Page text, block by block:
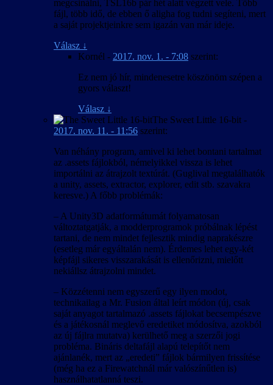
megcsinálni, TSL16b pár hét alatt végzett vele. Több
fájl, több idő, de ebben ő aligha fog tudni segíteni, mert
a saját projektjeinkre sem igazán van már ideje.
Válasz ↓
Kornél - 2017. nov. 1. - 7:08 szerint:
Ez nem jó hír, mindenesetre köszönöm szépen a
gyors választ!
Válasz ↓
The Sweet Little 16-bit -
2017. nov. 11. - 11:56 szerint:
Van néhány program, amivel ki lehet bontani tartalmat
az .assets fájlokból, némelyikkel vissza is lehet
importálni az átrajzolt textúrát. (Guglival megtalálhatók
a unity, assets, extractor, explorer, edit stb. szavakra
keresve.) A főbb problémák:
– A Unity3D adatformátumát folyamatosan
változtatgatják, a modderprogramok próbálnak lépést
tartani, de nem mindet fejlesztik mindig naprakészre
(esetleg már egyáltalán nem). Érdemes lehet egy-két
képfájl sikeres visszarakását is ellenőrizni, mielőtt
nekiállsz átrajzolni mindet.
– Közzétenni nem egyszerű egy ilyen modot,
technikailag a Mr. Fusion által leírt módon (új, csak
saját anyagot tartalmazó .assets fájlokat becsempészve
és a játékosnál meglevő eredetiket módosítva, azokból
az új fájlra mutatva) kerülhető meg a szerzői jogi
probléma. Bináris deltafájl alapú telepítőt nem
ajánlanék, mert az „eredeti” fájlok bármilyen frissítése
(még ha ez a Firewatchnál már valószínűtlen is)
használhatatlanná teszi.